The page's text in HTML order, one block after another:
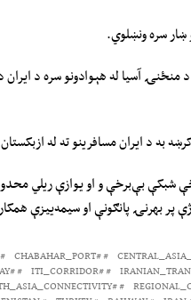
ښار سره ونښلوي.
آسیا له هېوادونو سره د ایران د
به د ایران مسافرینو ته له
شبکې بې‌برخې و او یوازې ریلي
پر بهرنۍ پانګونې او سیمه‌ییزې
#CHABAHAR_PORT
#ITI_CORRIDOR
#KHAF_ROZANAK_RAILWAY
#SOUTH_ASIA_CONNECTIVITY